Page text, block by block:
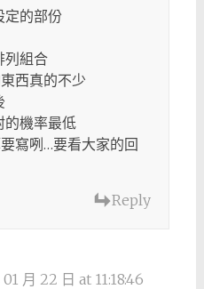
定的部份
列組合
西真的不少
的機率最低
寫咧…要看大家的回
Reply
月 22 日 at 11:18:46